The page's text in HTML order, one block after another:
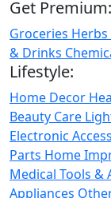
Get Premium:
Groceries Herbs
& Drinks
Lifestyle:
Home Decor
Beauty Care
Electronic
Parts Home
Medical Tools &
Appliances